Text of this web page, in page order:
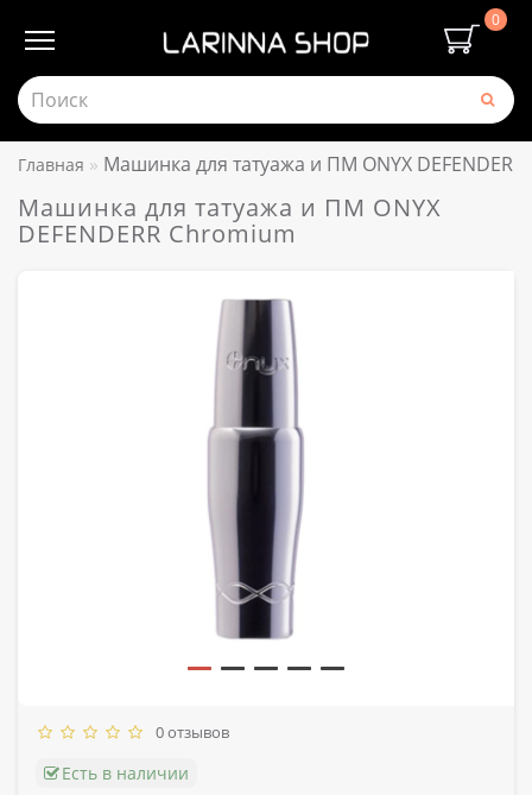
0
Главная Машинка для татуажа и ПМ ONYX
Машинка для татуажа и ПМ ONYX
DEFENDERR Chromium
0 отзывов
Есть в наличии